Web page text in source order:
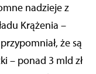
nadzieje z
Krążenia –
że są
– ponad 3 mld zł